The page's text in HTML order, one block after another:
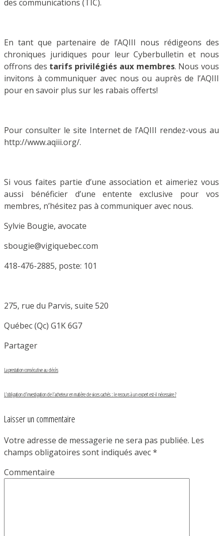
des communications (TIC).
En tant que partenaire de l’AQIII nous rédigeons des
chroniques juridiques pour leur Cyberbulletin et nous
offrons des tarifs privilégiés aux membres. Nous vous
invitons à communiquer avec nous ou auprès de l’AQIII
pour en savoir plus sur les rabais offerts!
Pour consulter le site Internet de l’AQIII rendez-vous au
http://www.aqiii.org/.
Si vous faites partie d’une association et aimeriez vous
aussi bénéficier d’une entente exclusive pour vos
membres, n’hésitez pas à communiquer avec nous.
Sylvie Bougie, avocate
sbougie@vigiquebec.com
418-476-2885, poste: 101
275, rue du Parvis, suite 520
Québec (Qc) G1K 6G7
Partager
La prestation consécutive au décès
L’obligation d’investigation de l’acheteur en matière de vices cachés : le recours à un expert est-il nécessaire ?
Laisser un commentaire
Votre adresse de messagerie ne sera pas publiée. Les
champs obligatoires sont indiqués avec*
Commentaire